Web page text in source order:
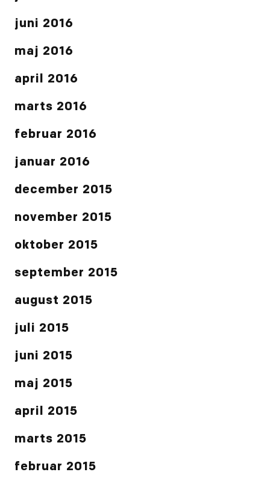
juni 2016
maj 2016
april 2016
marts 2016
februar 2016
januar 2016
december 2015
november 2015
oktober 2015
september 2015
august 2015
juli 2015
juni 2015
maj 2015
april 2015
marts 2015
februar 2015